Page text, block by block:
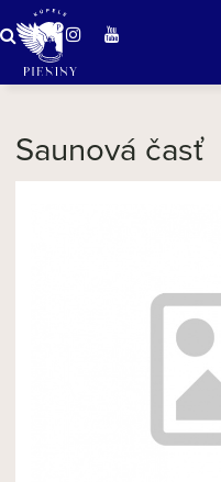
Zázračná
Saunová časť